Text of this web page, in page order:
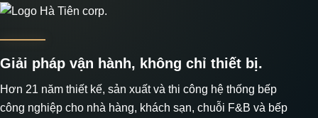
Giải pháp vận hành, không chỉ thiết bị.
Hơn 21 năm thiết kế, sản xuất và thi công hệ thống bếp
công nghiệp cho nhà hàng, khách sạn, chuỗi F&B và bếp